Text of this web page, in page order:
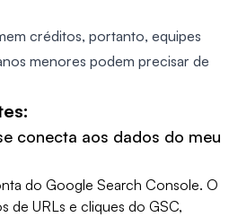
créditos, portanto, equipes
menores podem precisar de
conecta aos dados do meu
do Google Search Console. O
de URLs e cliques do GSC,